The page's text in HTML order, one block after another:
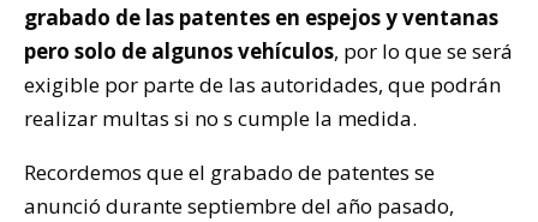
grabado de las patentes en espejos y ventanas
pero solo de algunos vehículos, por lo que se será
exigible por parte de las autoridades, que podrán
realizar multas si no s cumple la medida.
Recordemos que el grabado de patentes se
anunció durante septiembre del año pasado,